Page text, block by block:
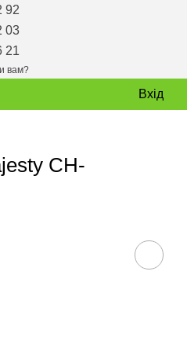
92
03
21
вам?
Вхід
CH-